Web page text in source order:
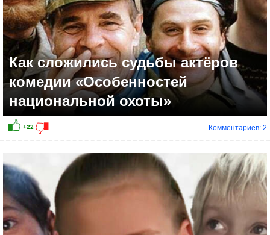
+7
Как сложились судьбы актёров
комедии «Особенностей
национальной охоты»
Комментариев: 2